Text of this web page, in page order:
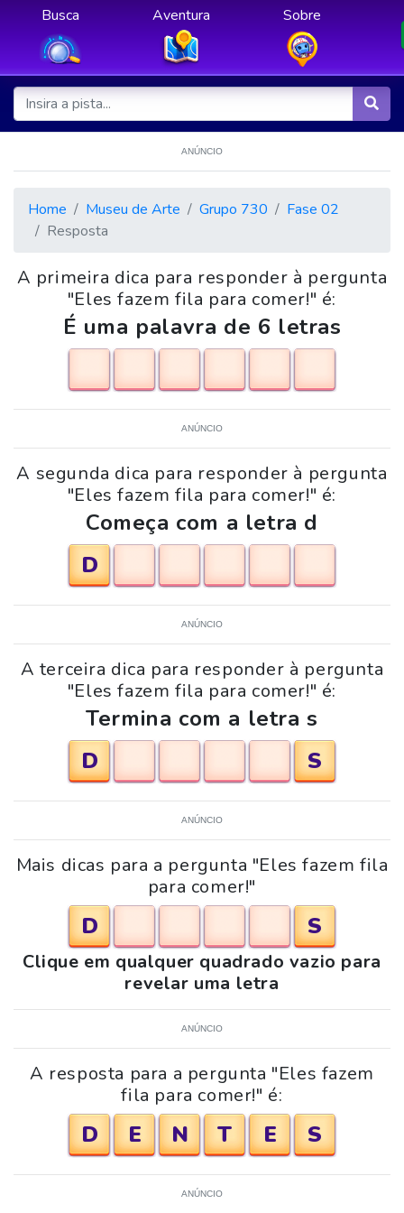
Busca Aventura Sobre
ANÚNCIO
Home Museu de Arte Grupo 730
Fase 02
Resposta
A primeira dica para responder à pergunta
"Eles fazem fila para comer!" é:
É uma palavra de 6 letras
ANÚNCIO
A segunda dica para responder à pergunta
"Eles fazem fila para comer!" é:
Começa com a letra d
D
ANÚNCIO
A terceira dica para responder à pergunta
"Eles fazem fila para comer!" é:
Termina com a letra s
D
S
ANÚNCIO
Mais dicas para a pergunta "Eles fazem fila
para comer!"
D S
Clique em qualquer quadrado vazio para
revelar uma letra
ANÚNCIO
A resposta para a pergunta "Eles fazem
fila para comer!" é:
D E N T E S
ANÚNCIO